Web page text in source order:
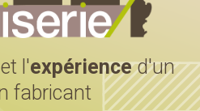
et l'expérienced'un
fabricant